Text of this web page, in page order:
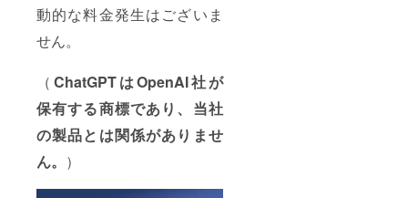
動的な料金発生はございま
せん。
（ ChatGPTはOpenAI社が
保有する商標であり、当社
の製品とは関係がありませ
ん。 ）